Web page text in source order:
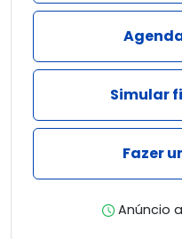
Simular
Fazer
Anúncio